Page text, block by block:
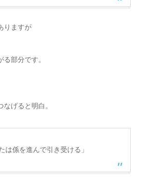
りますが
部分です。
げると明白。
は係を進んで引き受ける」